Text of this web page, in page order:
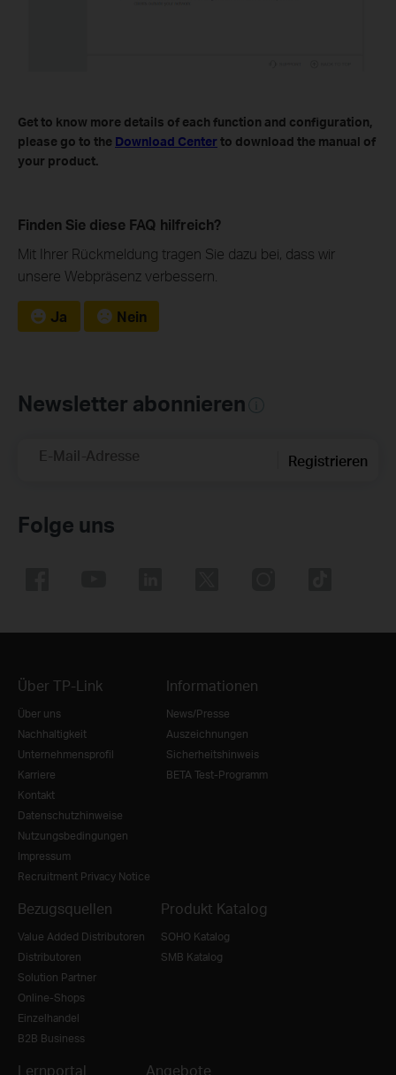
Get to know more details of each function and configuration,
please go to the Download Center to download the manual of
your product.
Finden Sie diese FAQ hilfreich?
Mit Ihrer Rückmeldung tragen Sie dazu bei, dass wir
unsere Webpräsenz verbessern.
Ja Nein
Newsletter abonnieren
E-Mail-Adresse Registrieren
Folge uns
Über TP-Link
Über uns
Nachhaltigkeit
Unternehmensprofil
Karriere
Kontakt
Datenschutzhinweise
Nutzungsbedingungen
Impressum
Recruitment Privacy Notice
Informationen
News/Presse
Auszeichnungen
Sicherheitshinweis
BETA Test-Programm
Bezugsquellen
Value Added Distributoren
Distributoren
Solution Partner
Online-Shops
Einzelhandel
B2B Business
Produkt Katalog
SOHO Katalog
SMB Katalog
Lernportal Angebote